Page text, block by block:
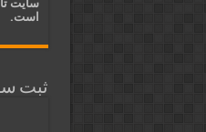
سایت
است.
ثبت